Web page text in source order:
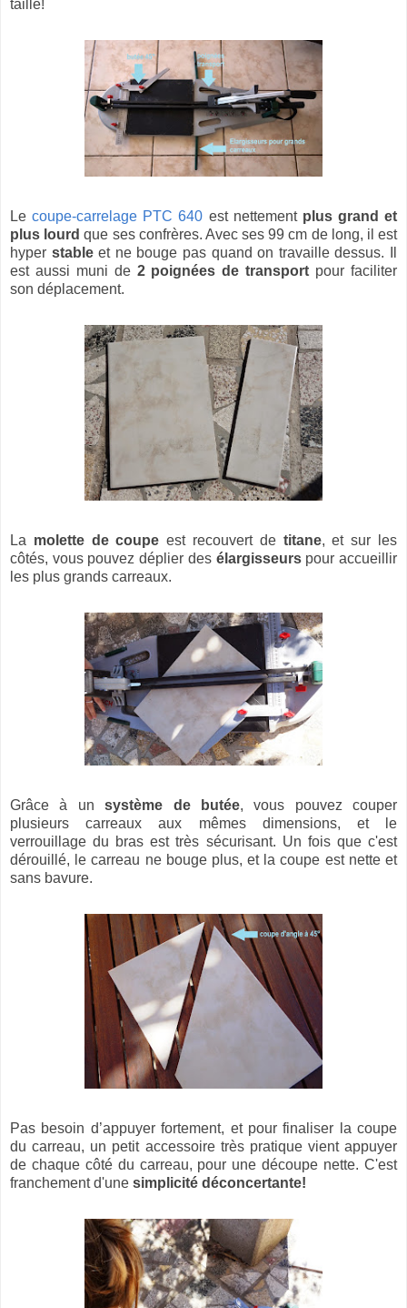
taille!
Le coupe-carrelage PTC 640 est nettementplus grand et
plus lourd que ses confrères. Avec ses 99 cm de long, il est
hyper stableet ne bouge pas quand on travaille dessus. Il
est aussi muni de 2 poignées de transport pour faciliter
son déplacement.
La molette de coupe est recouvert de titane, et sur les
côtés, vous pouvez déplier des élargisseurspour accueillir
les plus grands carreaux.
Grâce à unsystème de butée, vous pouvez couper
plusieurs carreaux aux mêmes dimensions, et le
verrouillage du bras est très sécurisant. Un fois que c'est
dérouillé, le carreau ne bouge plus, et la coupe est nette et
sans bavure.
Pas besoin d’appuyer fortement, et pour finaliser la coupe
du carreau, un petit accessoire très pratique vient appuyer
de chaque côté du carreau, pour une découpe nette. C'est
franchement d'une simplicité déconcertante!